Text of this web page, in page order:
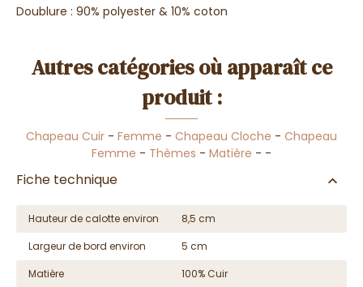
Doublure : 90% polyester & 10% coton
Autres catégories où apparaît ce
produit :
Chapeau Cuir - Femme - Chapeau Cloche - Chapeau
Femme - Thèmes - Matière - -
Fiche technique
Hauteur de calotte environ
8,5 cm
Largeur de bord environ
5 cm
Matière
100% Cuir